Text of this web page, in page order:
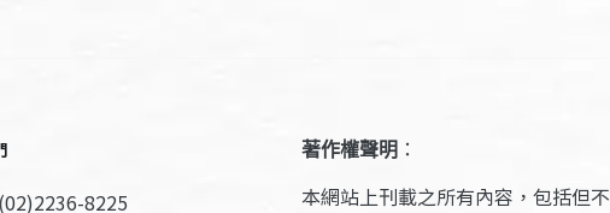
8225
著作權聲明 ：
本網站上刊載之所有內容，包括但不